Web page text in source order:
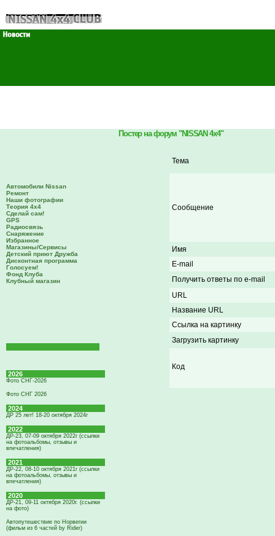
Автомобили Nissan
Ремонт
Наши фотографии
Теория 4х4
Сделай сам!
GPS
Радиосвязь
Снаряжение
Избранное
Магазины/Сервисы
Детский приют Дружба
Дисконтная программа
Голосуем!
Фонд Клуба
Клубный магазин
2026
Фото СНГ-2026
Фото СНГ 2026
2024
ДР 25 лет! 18-20 октября 2024г
2022
ДР-23, 07-09 октября 2022г (ссылки
на фотоальбомы, отзывы и
впечатления)
2021
ДР-22, 08-10 октября 2021г (ссылки
на фотоальбомы, отзывы и
впечатления)
2020
ДР-21, 09-11 октября 2020г. (ссылки
на фото)
Автопутешествие по Норвегии
(фильм из 6 частей by Rider)
Постер на форум "NISSAN 4x4"
Тема
Сообщение
Имя
E-mail
Получить ответы по e-mail
URL
Название URL
Ссылка на картинку
Загрузить картинку
Код